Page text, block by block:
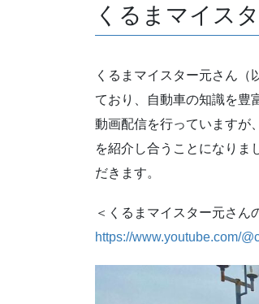
くるまマイス
くるまマイスター元さん（
ており、自動車の知識を豊
動画配信を行っていますが
を紹介し合うことになりま
だきます。
＜くるまマイスター元さん
https://www.youtube.com/